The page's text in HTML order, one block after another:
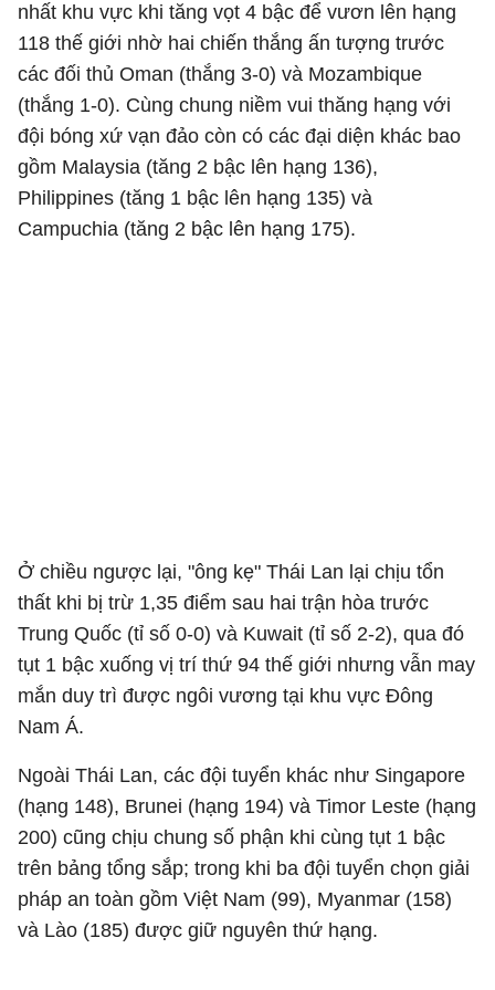
nhất khu vực khi tăng vọt 4 bậc để vươn lên hạng
118 thế giới nhờ hai chiến thắng ấn tượng trước
các đối thủ Oman (thắng 3-0) và Mozambique
(thắng 1-0). Cùng chung niềm vui thăng hạng với
đội bóng xứ vạn đảo còn có các đại diện khác bao
gồm Malaysia (tăng 2 bậc lên hạng 136),
Philippines (tăng 1 bậc lên hạng 135) và
Campuchia (tăng 2 bậc lên hạng 175).
Ở chiều ngược lại, "ông kẹ" Thái Lan lại chịu tổn
thất khi bị trừ 1,35 điểm sau hai trận hòa trước
Trung Quốc (tỉ số 0-0) và Kuwait (tỉ số 2-2), qua đó
tụt 1 bậc xuống vị trí thứ 94 thế giới nhưng vẫn may
mắn duy trì được ngôi vương tại khu vực Đông
Nam Á.
Ngoài Thái Lan, các đội tuyển khác như Singapore
(hạng 148), Brunei (hạng 194) và Timor Leste (hạng
200) cũng chịu chung số phận khi cùng tụt 1 bậc
trên bảng tổng sắp; trong khi ba đội tuyển chọn giải
pháp an toàn gồm Việt Nam (99), Myanmar (158)
và Lào (185) được giữ nguyên thứ hạng.